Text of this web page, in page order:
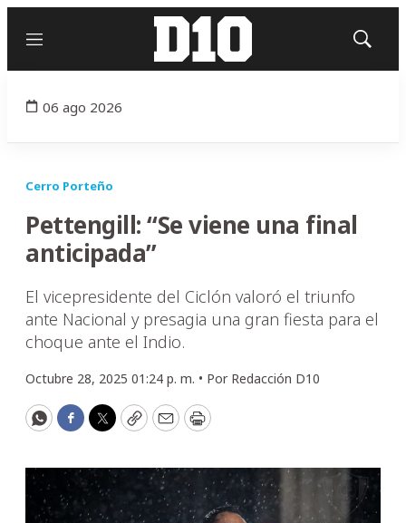
Menú
Mostrar
06 ago 2026
Cerro Porteño
Pettengill: “Se viene una final
anticipada”
El vicepresidente del Ciclón valoró el triunfo
ante Nacional y presagia una gran fiesta para el
choque ante el Indio.
Octubre 28, 2025 01:24 p. m. • Por Redacción D10
WhatsApp
Facebook
Twitter
CopyEmailPrint